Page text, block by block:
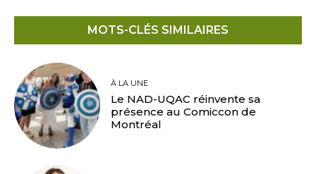
MOTS-CLÉS SIMILAIRES
À LA UNE
Le NAD-UQAC réinvente sa
présence au Comiccon de
Montréal